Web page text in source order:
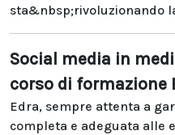
sta&nbsp;rivoluzionando
Social media in
corso di formazione
Edra, sempre attenta a
completa e adeguata alle